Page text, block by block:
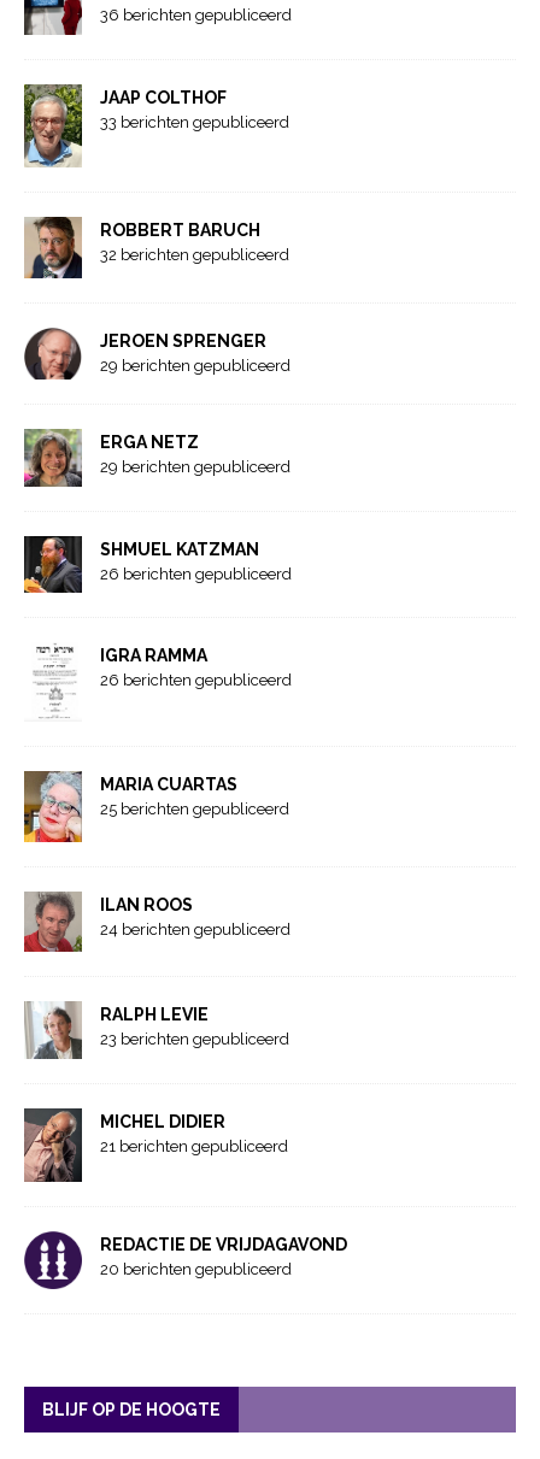
36 berichten gepubliceerd
JAAP COLTHOF
33 berichten gepubliceerd
ROBBERT BARUCH
32 berichten gepubliceerd
JEROEN SPRENGER
29 berichten gepubliceerd
ERGA NETZ
29 berichten gepubliceerd
SHMUEL KATZMAN
26 berichten gepubliceerd
IGRA RAMMA
26 berichten gepubliceerd
MARIA CUARTAS
25 berichten gepubliceerd
ILAN ROOS
24 berichten gepubliceerd
RALPH LEVIE
23 berichten gepubliceerd
MICHEL DIDIER
21 berichten gepubliceerd
REDACTIE DE VRIJDAGAVOND
20 berichten gepubliceerd
BLIJF OP DE HOOGTE